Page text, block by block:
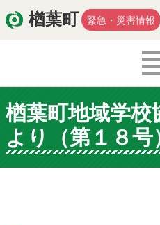
楢葉町 緊急・災害情報
くらし・環境
医療・健康・福祉
楢葉町地域学
より（第１８号